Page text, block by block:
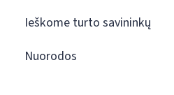
Ieškome turto savininkų
Nuorodos